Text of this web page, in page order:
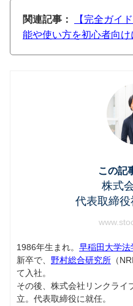
関連記事：
【完全ガイ
能や使い方を初心者向け
この記
株式
代表取締
1986年生まれ。 早稲田大学法
新卒で、 野村総合研究所 （
て入社。
その後、株式会社リンクライ
立。代表取締役に就任。